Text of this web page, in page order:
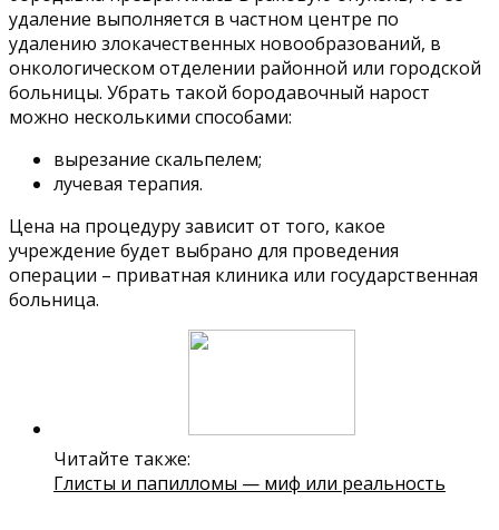
удаление выполняется в частном центре по
удалению злокачественных новообразований, в
онкологическом отделении районной или городской
больницы. Убрать такой бородавочный нарост
можно несколькими способами:
вырезание скальпелем;
лучевая терапия.
Цена на процедуру зависит от того, какое
учреждение будет выбрано для проведения
операции – приватная клиника или государственная
больница.
Читайте также:
Глисты и папилломы — миф или реальность